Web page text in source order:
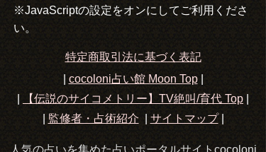
※JavaScriptの設定をオンにしてご利用くださ
い。
特定商取引法に基づく表記
cocoloni占い館 Moon Top|
【伝説のサイコメトリー】TV絶叫/育代 Top
監修者・占術紹介 サイトマップ|
人気の占いを集めた占いポータルサイトcocoloni